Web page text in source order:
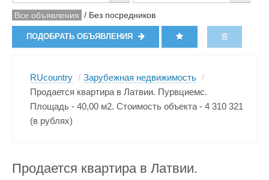
Все объявления / Без посредников
ПОДОБРАТЬ ОБЪЯВЛЕНИЯ
RUcountry / Зарубежная недвижимость /
Продается квартира в Латвии. Пурвциемс.
Площадь - 40,00 м2. Стоимость объекта - 4 310 321
(в рублях)
Продается квартира в Латвии.